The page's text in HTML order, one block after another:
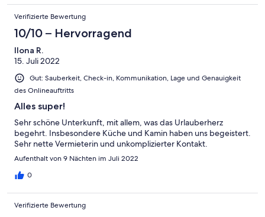
Verifizierte Bewertung
10/10 – Hervorragend
Ilona R.
15. Juli 2022
Gut: Sauberkeit, Check-in, Kommunikation, Lage und Genauigkeit
des Onlineauftritts
Alles super!
Sehr schöne Unterkunft, mit allem, was das Urlauberherz
begehrt. Insbesondere Küche und Kamin haben uns begeistert.
Sehr nette Vermieterin und unkomplizierter Kontakt.
Aufenthalt von 9 Nächten im Juli 2022
0
Verifizierte Bewertung